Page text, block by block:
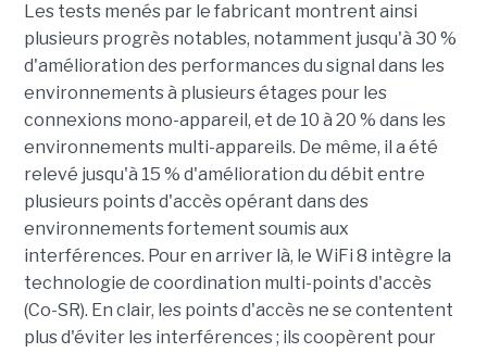
Les tests menés par le fabricant montrent ainsi
plusieurs progrès notables, notamment jusqu'à 30 %
d'amélioration des performances du signal dans les
environnements à plusieurs étages pour les
connexions mono-appareil, et de 10 à 20 % dans les
environnements multi-appareils. De même, il a été
relevé jusqu'à 15 % d'amélioration du débit entre
plusieurs points d'accès opérant dans des
environnements fortement soumis aux
interférences. Pour en arriver là, le WiFi 8 intègre la
technologie de coordination multi-points d'accès
(Co-SR). En clair, les points d'accès ne se contentent
plus d'éviter les interférences ; ils coopèrent pour